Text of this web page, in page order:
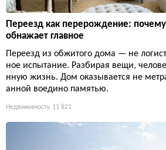
Переезд как перерождение:
обнажает главное
Переезд из обжитого дома — не
ное испытание. Разбирая вещи,
нную жизнь. Дом оказывается не
анной воедино памятью.
Недвижимость 11 821